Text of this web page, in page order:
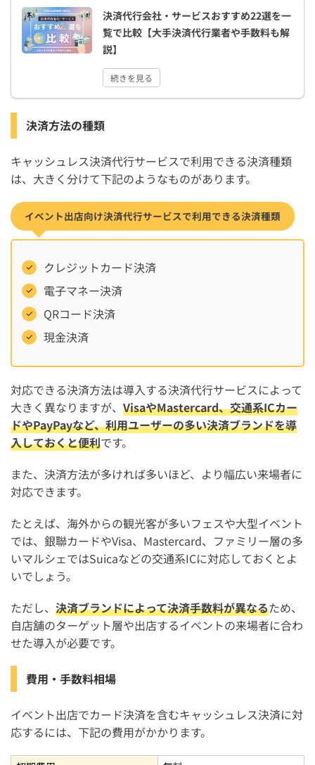
決済代行会社・サービスおすすめ22選を一
覧で比較【大手決済代行業者や手数料も解
説】
続きを見る
決済方法の種類
キャッシュレス決済代行サービスで利用できる決済種類
は、大きく分けて下記のようなものがあります。
イベント出店向け決済代行サービスで利用できる決済種類
クレジットカード決済
電子マネー決済
QRコード決済
現金決済
対応できる決済方法は導入する決済代行サービスによって
大きく異なりますが、 VisaやMastercard、交通系ICカー
ドやPayPayなど、利用ユーザーの多い決済ブランドを導
入しておくと便利です。
また、決済方法が多ければ多いほど、より幅広い来場者に
対応できます。
たとえば、海外からの観光客が多いフェスや大型イベント
では、銀聯カードやVisa、Mastercard、ファミリー層の多
いマルシェではSuicaなどの交通系ICに対応しておくとよ
いでしょう。
ただし、 決済ブランドによって決済手数料が異なるため、
自店舗のターゲット層や出店するイベントの来場者に合わ
せた導入が必要です。
費用・手数料相場
イベント出店でカード決済を含むキャッシュレス決済に対
応するには、下記の費用がかかります。